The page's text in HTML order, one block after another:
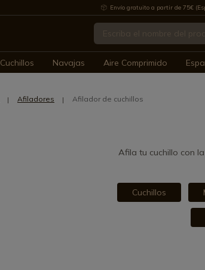
Envío gratuito a partir de 75€
Cuchillos Navajas Aire Comprimido
Afiladores Afilador de cuchillos
Afila tu cuchillo con
Cuchillos